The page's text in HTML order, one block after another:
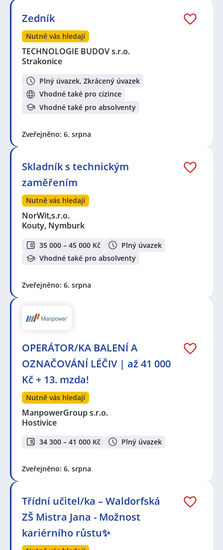
Zedník
Nutně vás hledají
TECHNOLOGIE BUDOV s.r.o.
Strakonice
Plný úvazek, Zkrácený úvazek
Vhodné také pro cizince
Vhodné také pro absolventy
Zveřejněno: 6. srpna
Skladník s technickým
zaměřením
Nutně vás hledají
NorWit,s.r.o.
Kouty, Nymburk
35 000 – 45 000 Kč
Plný úvazek
Vhodné také pro absolventy
Zveřejněno: 6. srpna
OPERÁTOR/KA BALENÍ A
OZNAČOVÁNÍ LÉČIV | až 41 000
Kč + 13. mzda!
Nutně vás hledají
ManpowerGroup s.r.o.
Hostivice
34 300 – 41 000 Kč Plný úvazek
Zveřejněno: 6. srpna
Třídní učitel/ka – Waldorfská
ZŠ Mistra Jana - Možnost
kariérního růstu✨